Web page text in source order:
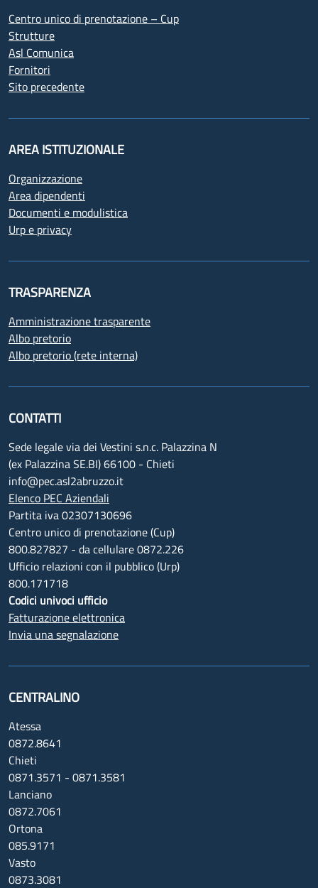
Centro unico di prenotazione – Cup
Strutture
Asl Comunica
Fornitori
Sito precedente
AREA ISTITUZIONALE
Organizzazione
Area dipendenti
Documenti e modulistica
Urp e privacy
TRASPARENZA
Amministrazione trasparente
Albo pretorio
Albo pretorio (rete interna)
CONTATTI
Sede legale via dei Vestini s.n.c. Palazzina N
(ex Palazzina SE.BI) 66100 - Chieti
info@pec.asl2abruzzo.it
Elenco PEC Aziendali
Partita iva 02307130696
Centro unico di prenotazione (Cup)
800.827827 - da cellulare 0872.226
Ufficio relazioni con il pubblico (Urp)
800.171718
Codici univoci ufficio
Fatturazione elettronica
Invia una segnalazione
CENTRALINO
Atessa
0872.8641
Chieti
0871.3571 - 0871.3581
Lanciano
0872.7061
Ortona
085.9171
Vasto
0873.3081